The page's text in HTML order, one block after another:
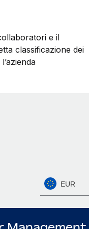
e il
classificazione dei
EUR